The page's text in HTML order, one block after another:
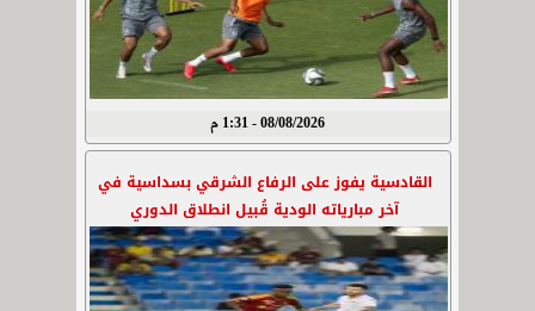
08/08/2026 - 1:31 م
القادسية يفوز على الرفاع الشرقي بسداسية في
آخر مبارياته الودية قُبيل انطلاق الدوري